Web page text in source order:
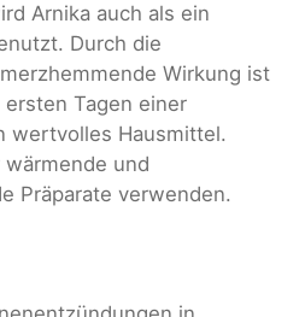
Arnika auch als ein
Durch die
Wirkung ist
Tagen einer
wertvolles Hausmittel.
und
Präparate verwenden.